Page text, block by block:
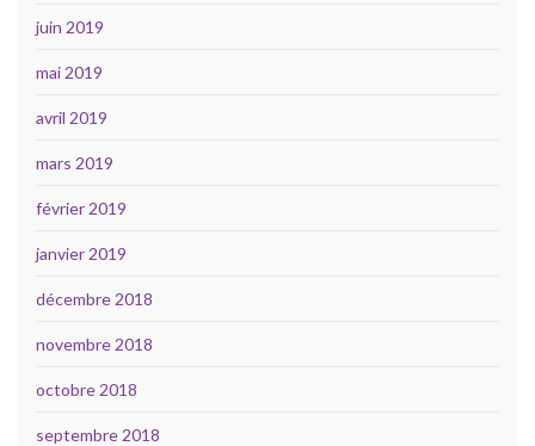
juin 2019
mai 2019
avril 2019
mars 2019
février 2019
janvier 2019
décembre 2018
novembre 2018
octobre 2018
septembre 2018